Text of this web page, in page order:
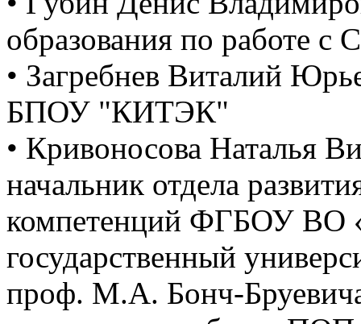
образования по работе
• Загребнев Виталий
БПОУ "КИТЭК"
• Кривоносова Наталья
начальник отдела
компетенций ФГБОУ ВО
государственный
проф. М.А. Бонч-